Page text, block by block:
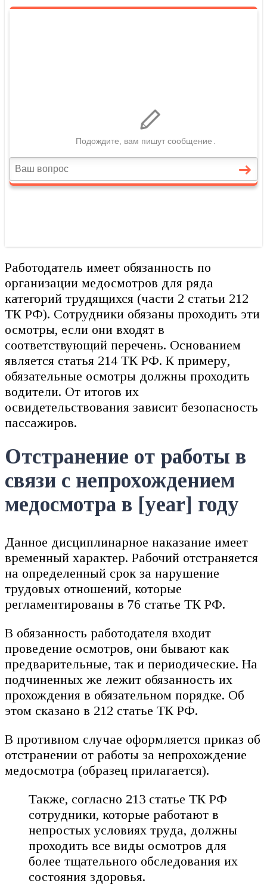
Работодатель имеет обязанность по
организации медосмотров для ряда
категорий трудящихся (части 2 статьи 212
ТК РФ). Сотрудники обязаны проходить эти
осмотры, если они входят в
соответствующий перечень. Основанием
является статья 214 ТК РФ. К примеру,
обязательные осмотры должны проходить
водители. От итогов их
освидетельствования зависит безопасность
пассажиров.
Отстранение от работы в
связи с непрохождением
медосмотра в [year] году
Данное дисциплинарное наказание имеет
временный характер. Рабочий отстраняется
на определенный срок за нарушение
трудовых отношений, которые
регламентированы в 76 статье ТК РФ.
В обязанность работодателя входит
проведение осмотров, они бывают как
предварительные, так и периодические. На
подчиненных же лежит обязанность их
прохождения в обязательном порядке. Об
этом сказано в 212 статье ТК РФ.
В противном случае оформляется приказ об
отстранении от работы за непрохождение
медосмотра (образец прилагается).
Также, согласно 213 статье ТК РФ
сотрудники, которые работают в
непростых условиях труда, должны
проходить все виды осмотров для
более тщательного обследования их
состояния здоровья.